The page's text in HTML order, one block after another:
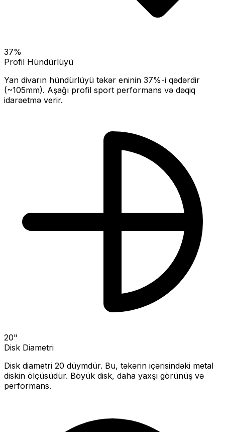
37%
Profil Hündürlüyü
Yan divarın hündürlüyü təkər eninin 37%-i qədərdir
(~105mm). Aşağı profil sport performans və dəqiq
idarəetmə verir.
20"
Disk Diametri
Disk diametri 20 düymdür. Bu, təkərin içərisindəki metal
diskin ölçüsüdür. Böyük disk, daha yaxşı görünüş və
performans.